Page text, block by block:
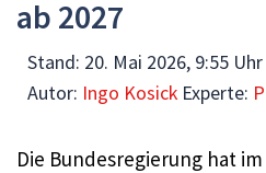
ab 2027
Stand: 20. Mai 2026, 9:55 Uhr
Autor: Ingo Kosick Experte:
Die Bundesregierung hat